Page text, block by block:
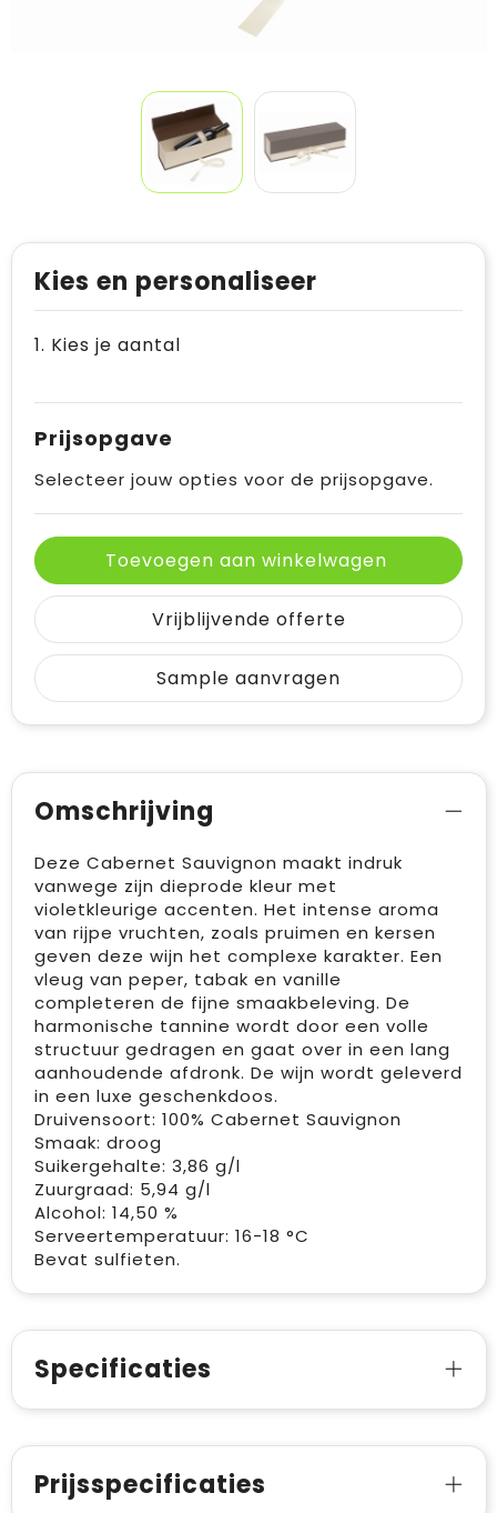
Kies en personaliseer
1. Kies je aantal
Prijsopgave
Selecteer jouw opties voor de prijsopgave.
Toevoegen aan winkelwagen
Vrijblijvende offerte
Sample aanvragen
Omschrijving
Deze Cabernet Sauvignon maakt indruk
vanwege zijn dieprode kleur met
violetkleurige accenten. Het intense aroma
van rijpe vruchten, zoals pruimen en kersen
geven deze wijn het complexe karakter. Een
vleug van peper, tabak en vanille
completeren de fijne smaakbeleving. De
harmonische tannine wordt door een volle
structuur gedragen en gaat over in een lang
aanhoudende afdronk. De wijn wordt geleverd
in een luxe geschenkdoos.
Druivensoort: 100% Cabernet Sauvignon
Smaak: droog
Suikergehalte: 3,86 g/l
Zuurgraad: 5,94 g/l
Alcohol: 14,50 %
Serveertemperatuur: 16-18 °C
Bevat sulfieten.
Specificaties
Prijsspecificaties